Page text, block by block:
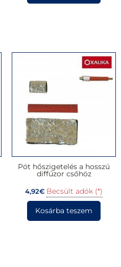
Pót hőszigetelés a hosszú
diffúzor csőhöz
4,92€ Becsült adók (*)
Kosárba teszem